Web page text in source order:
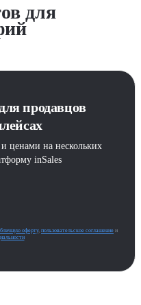
для
продавцов
ценами на нескольких
inSales
оферту, пользовательское соглашение и